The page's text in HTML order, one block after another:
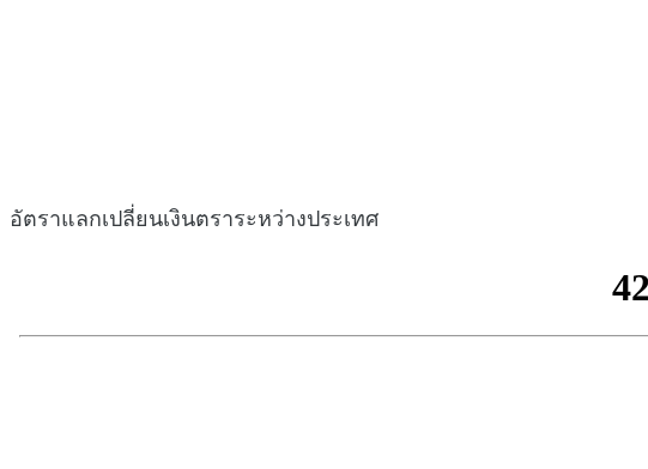
อัตราแลกเปลี่ยนเงินตราระหว่างประเทศ